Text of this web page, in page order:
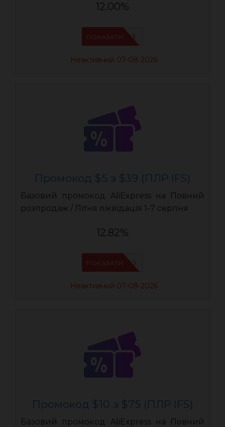
12.00%
IFSCDUA3
ПОКАЗАТИ
Неактивний 07-08-2026
Промокод $5 з $39 (ПЛР IFS)
Базовий промокод AliExpress на Повний
розпродаж / Літня ліквідація 1-7 серпня
12.82%
IFSCDUA5
ПОКАЗАТИ
Неактивний 07-08-2026
Промокод $10 з $75 (ПЛР IFS)
Базовий промокод AliExpress на Повний